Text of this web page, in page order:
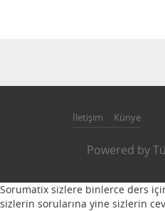
İletişim Künye
Powered by
Sorumatix sizlere binlerce ders
sizlerin sorularına yine sizlerin